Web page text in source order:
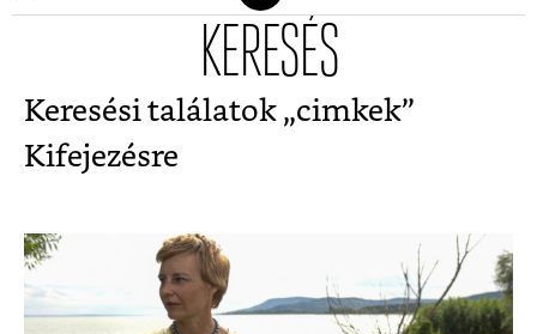
KERESÉS
Keresési találatok „cimkek”
Kifejezésre